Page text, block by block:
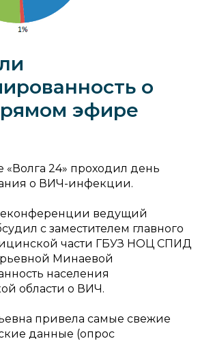
о
эфире
«Волга 24» проходил день
о ВИЧ-инфекции.
ведущий
с заместителем главного
части ГБУЗ НОЦ СПИД
Минаевой
населения
области о ВИЧ.
привела самые свежие
данные (опрос